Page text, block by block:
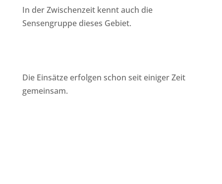
In der Zwischenzeit kennt auch die
Sensengruppe dieses Gebiet.
Die Einsätze erfolgen schon seit einiger Zeit
gemeinsam.